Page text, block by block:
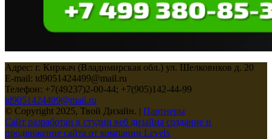
Адрес: г. Киржач (Владимирская обл.) ул. Шелковиков д. 20
E-mail: td9051424499@mail.ru
Телефон: +7(49237)2-00-44; +7(905)142-44-99
td9051424499@mail.ru
© Copyright 2025, Твой Дизайн. | Партнеры
Сайт разработан в студии веб дизайна создание и
продвижение сайта от компании Levelx